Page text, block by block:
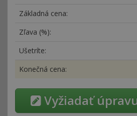
Základná cena:
Zľava (%):
Ušetríte:
Konečná cena:
Vyžiadať